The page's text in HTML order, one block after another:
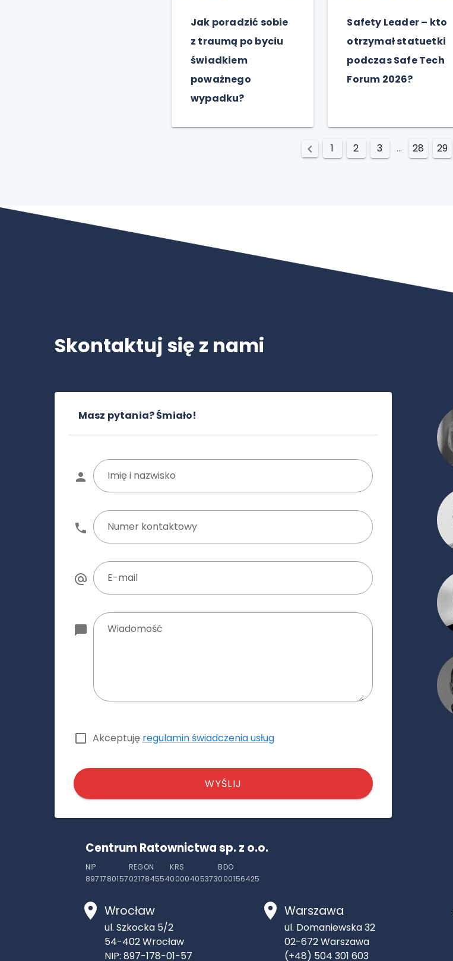
Jak poradzić sobie
z traumą po byciu
świadkiem
poważnego
wypadku?
Safety Leader – kto
otrzymał statuetki
podczas Safe Tech
Forum 2026?
1 2 3 ... 28 29
Skontaktuj się z nami
Masz pytania? Śmiało!
Imię i nazwisko
Numer kontaktowy
E-mail
Wiadomość
Akceptuję regulamin świadczenia usług
WYŚLIJ
Centrum Ratownictwa sp. z o.o.
NIP
8971780157
REGON
021784554
KRS
0000405373
BDO
000156425
Wrocław
ul. Szkocka 5/2
54-402Wrocław
NIP: 897-178-01-57
Warszawa
ul. Domaniewska 32
02-672Warszawa
(+48) 504 301 603